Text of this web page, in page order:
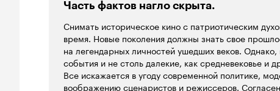
'понравился' на Балканах, в Болгарии, Греции,
400-летнего османского ига). Ещё бы христианам
вторжение турок на Европейский континент в
'свыше'(султану во сне привиделся, кажется, сам
Костантинополь; интересно, кто привиделся
младшему?) и великое благо для всех тамошних
кощунственно выглядит сцена с приходом в
Часть фактов нагло скрыта.
Снимать историческое кино с патриотическим
время. Новые поколения должны знать свое
на легендарных личностей ушедших веков. Однако,
события и не столь далекие, как средневековье и
Все искажается в угоду современной политике,
воображению сценаристов и режиссеров.